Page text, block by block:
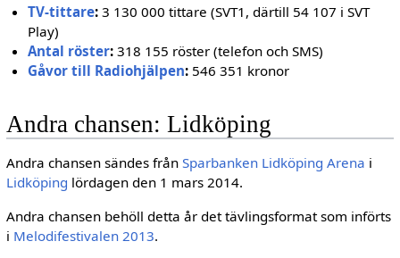
TV-tittare: 3 130 000 tittare (SVT1, därtill 54 107 i SVT
Play)
Antal röster: 318 155 röster (telefon och SMS)
Gåvor till Radiohjälpen: 546 351 kronor
Andra chansen: Lidköping
Andra chansen sändes från Sparbanken Lidköping Arena i
Lidköping lördagen den 1 mars 2014.
Andra chansen behöll detta år det tävlingsformat som införts
i Melodifestivalen 2013.